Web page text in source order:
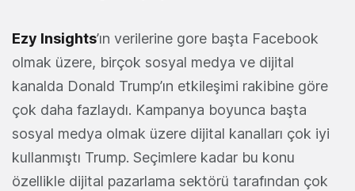
Ezy Insights’ın verilerine gore başta Facebook
olmak üzere, birçok sosyal medya ve dijital
kanalda Donald Trump’ın etkileşimi rakibine göre
çok daha fazlaydı. Kampanya boyunca başta
sosyal medya olmak üzere dijital kanalları çok iyi
kullanmıştı Trump. Seçimlere kadar bu konu
özellikle dijital pazarlama sektörü tarafından çok